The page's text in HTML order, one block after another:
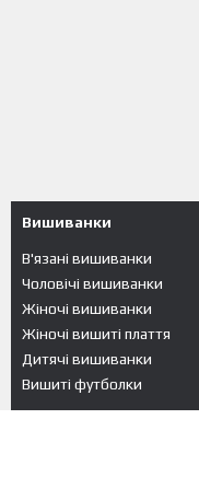
Вишиванки
В'язані вишиванки
Чоловічі вишиванки
Жіночі вишиванки
Жіночі вишиті плаття
Дитячі вишиванки
Вишиті футболки